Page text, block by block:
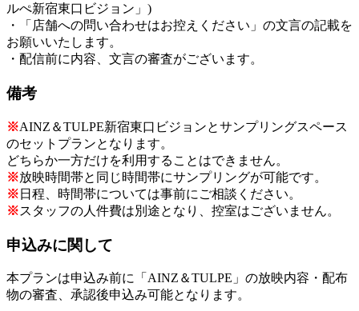
ルぺ新宿東口ビジョン」)
・「店舗への問い合わせはお控えください」の文言の記載を
お願いいたします。
・配信前に内容、文言の審査がございます。
備考
※AINZ＆TULPE新宿東口ビジョンとサンプリングスペース
のセットプランとなります。
どちらか一方だけを利用することはできません。
※放映時間帯と同じ時間帯にサンプリングが可能です。
※ 日程、時間帯については事前にご相談ください。
※スタッフの人件費は別途となり、控室はございません。
申込みに関して
本プランは申込み前に「AINZ＆TULPE」の放映内容・配布
物の審査、承認後申込み可能となります。